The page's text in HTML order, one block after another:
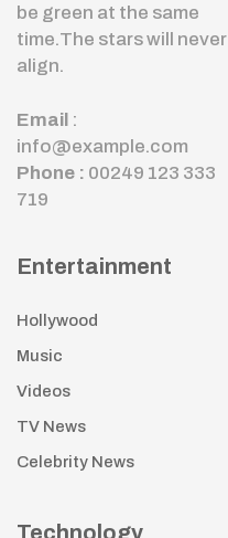
be green at the same
time.The stars will never
align.
Email :
info@example.com
Phone : 00249 123 333
719
Entertainment
Hollywood
Music
Videos
TV News
Celebrity News
Technology